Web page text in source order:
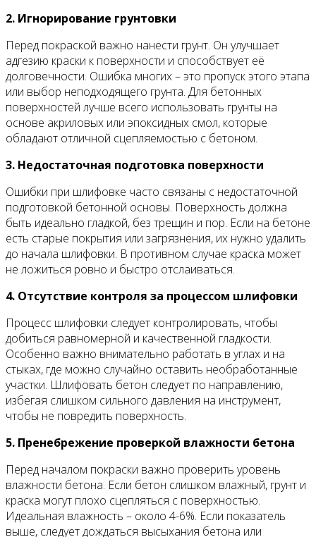
2. Игнорирование грунтовки
Перед покраской важно нанести грунт. Он улучшает
адгезию краски к поверхности и способствует её
долговечности. Ошибка многих – это пропуск этого этапа
или выбор неподходящего грунта. Для бетонных
поверхностей лучше всего использовать грунты на
основе акриловых или эпоксидных смол, которые
обладают отличной сцепляемостью с бетоном.
3. Недостаточная подготовка поверхности
Ошибки при шлифовке часто связаны с недостаточной
подготовкой бетонной основы. Поверхность должна
быть идеально гладкой, без трещин и пор. Если на бетоне
есть старые покрытия или загрязнения, их нужно удалить
до начала шлифовки. В противном случае краска может
не ложиться ровно и быстро отслаиваться.
4. Отсутствие контроля за процессом шлифовки
Процесс шлифовки следует контролировать, чтобы
добиться равномерной и качественной гладкости.
Особенно важно внимательно работать в углах и на
стыках, где можно случайно оставить необработанные
участки. Шлифовать бетон следует по направлению,
избегая слишком сильного давления на инструмент,
чтобы не повредить поверхность.
5. Пренебрежение проверкой влажности бетона
Перед началом покраски важно проверить уровень
влажности бетона. Если бетон слишком влажный, грунт и
краска могут плохо сцепляться с поверхностью.
Идеальная влажность – около 4-6%. Если показатель
выше, следует дождаться высыхания бетона или